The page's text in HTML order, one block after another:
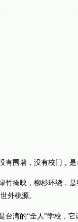
围墙，没有校门，是
掩映，柳杉环绕，是
外桃源。
湾的“全人”学校，它